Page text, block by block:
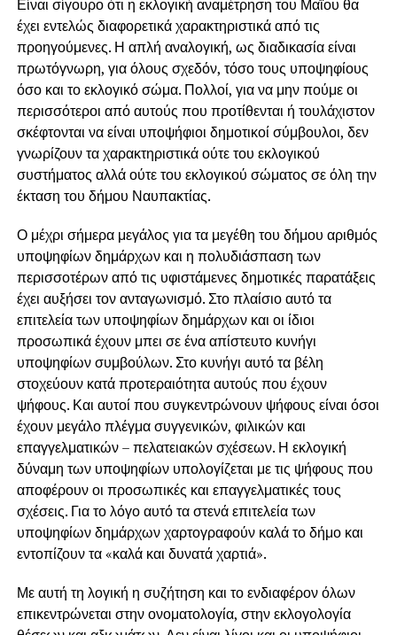
Είναι σίγουρο ότι η εκλογική αναμέτρηση του Μαΐου θα
έχει εντελώς διαφορετικά χαρακτηριστικά από τις
προηγούμενες. Η απλή αναλογική, ως διαδικασία είναι
πρωτόγνωρη, για όλους σχεδόν, τόσο τους υποψηφίους
όσο και το εκλογικό σώμα. Πολλοί, για να μην πούμε οι
περισσότεροι από αυτούς που προτίθενται ή τουλάχιστον
σκέφτονται να είναι υποψήφιοι δημοτικοί σύμβουλοι, δεν
γνωρίζουν τα χαρακτηριστικά ούτε του εκλογικού
συστήματος αλλά ούτε του εκλογικού σώματος σε όλη την
έκταση του δήμου Ναυπακτίας.
Ο μέχρι σήμερα μεγάλος για τα μεγέθη του δήμου αριθμός
υποψηφίων δημάρχων και η πολυδιάσπαση των
περισσοτέρων από τις υφιστάμενες δημοτικές παρατάξεις
έχει αυξήσει τον ανταγωνισμό. Στο πλαίσιο αυτό τα
επιτελεία των υποψηφίων δημάρχων και οι ίδιοι
προσωπικά έχουν μπει σε ένα απίστευτο κυνήγι
υποψηφίων συμβούλων. Στο κυνήγι αυτό τα βέλη
στοχεύουν κατά προτεραιότητα αυτούς που έχουν
ψήφους. Και αυτοί που συγκεντρώνουν ψήφους είναι όσοι
έχουν μεγάλο πλέγμα συγγενικών, φιλικών και
επαγγελματικών – πελατειακών σχέσεων. Η εκλογική
δύναμη των υποψηφίων υπολογίζεται με τις ψήφους που
αποφέρουν οι προσωπικές και επαγγελματικές τους
σχέσεις. Για το λόγο αυτό τα στενά επιτελεία των
υποψηφίων δημάρχων χαρτογραφούν καλά το δήμο και
εντοπίζουν τα «καλά και δυνατά χαρτιά».
Με αυτή τη λογική η συζήτηση και το ενδιαφέρον όλων
επικεντρώνεται στην ονοματολογία, στην εκλογολογία